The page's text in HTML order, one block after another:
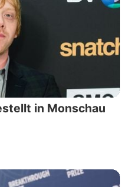
in Monschau